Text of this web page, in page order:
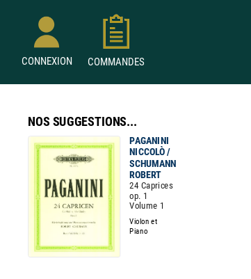
CONNEXION COMMANDES
NOS SUGGESTIONS...
PAGANINI
NICCOLÒ /
SCHUMANN
ROBERT
24 Caprices
op. 1
Volume 1
Violon et
Piano